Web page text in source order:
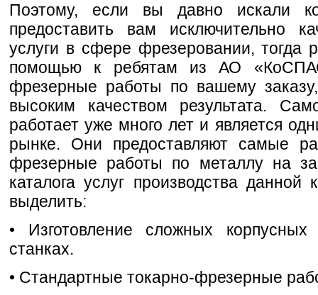
Поэтому, если вы давно искали
предоставить вам исключительно
услуги в сфере фрезеровании, тогда
помощью к ребятам из АО
фрезерные работы по вашему
высоким качеством результата.
работает уже много лет и является
рынке. Они предоставляют самые
фрезерные работы по металлу на
каталога услуг производства
выделить:
• Изготовление сложных
станках.
• Стандартные токарно-фрезерные